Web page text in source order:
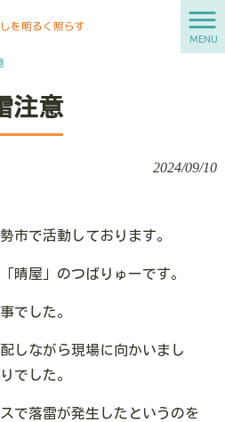
MENU
注意
2024/09/10
市で活動しております。
晴屋」のつばりゅーです。
でした。
しながら現場に向かいまし
でした。
で落雷が発生したというのを